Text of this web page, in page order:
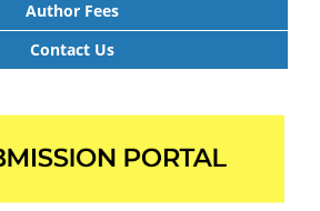
Author Fees
Contact Us